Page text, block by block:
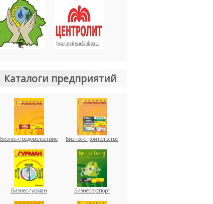
Каталоги предприятий
Бизнес-продовольствие Бизнес-строительство
Бизнес-гурман Бизнес-экспорт